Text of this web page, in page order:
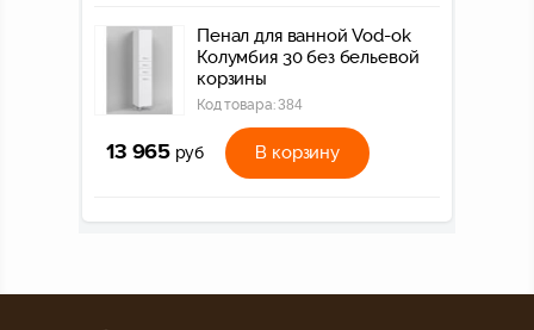
Пенал для ванной Vod-ok
Колумбия 30 без бельевой
корзины
Код товара:384
13 965 руб В корзину